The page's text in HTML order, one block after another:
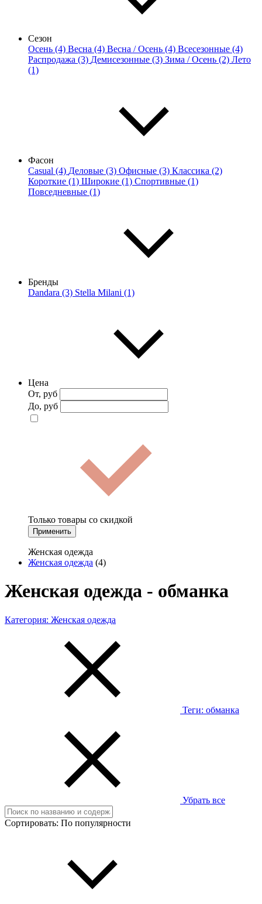
Сезон
Осень (4) Весна (4) Весна / Осень (4) Всесезонные (4)
Распродажа (3) Демисезонные (3) Зима / Осень (2) Лето
(1)
Фасон
Casual (4) Деловые (3) Офисные (3) Классика (2)
Короткие (1) Широкие (1) Спортивные (1)
Повседневные (1)
Бренды
Dandara (3) Stella Milani (1)
Цена
От, руб
До, руб
Только товары со скидкой
Применить
Женская одежда
Женская одежда (4)
Женская одежда - обманка
Категория: Женская одежда
Теги: обманка
Убрать все
Сортировать: По популярности